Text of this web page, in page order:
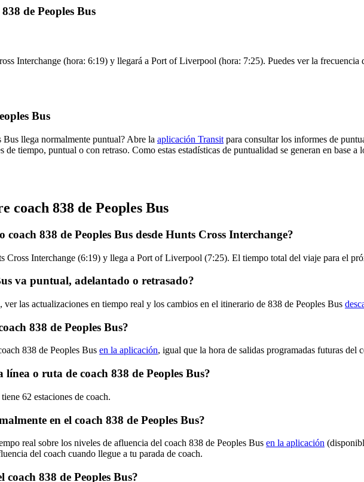
de Peoples Bus
Interchange (hora: 6:19) y llegará a Port of Liverpool (hora: 7:25). Puedes ver la
Bus
Bus llega normalmente puntual? Abre la aplicación Transit para consultar los informes de
tiempo, puntual o con retraso. Como estas estadísticas de puntualidad se generan en base
coach 838 de Peoples Bus
838 de Peoples Bus desde Hunts Cross Interchange?
Cross Interchange (6:19) y llega a Port of Liverpool (7:25). El tiempo total del viaje para el
va puntual, adelantado o retrasado?
ver las actualizaciones en tiempo real y los cambios en el itinerario de 838 de Peoples Bus
838 de Peoples Bus?
838 de Peoples Bus en la aplicación, igual que la hora de salidas programadas futuras del
línea o ruta de coach 838 de Peoples Bus?
62 estaciones de coach.
en el coach 838 de Peoples Bus?
real sobre los niveles de afluencia del coach 838 de Peoples Bus en la aplicación
del coach cuando llegue a tu parada de coach.
coach 838 de Peoples Bus?